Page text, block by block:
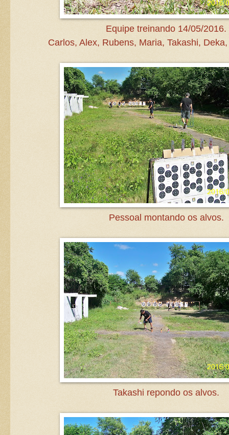
Equipe treinando 14/05/2016.
Carlos, Alex, Rubens, Maria, Takashi,
Pessoal montando os alvos.
Takashi repondo os alvos.